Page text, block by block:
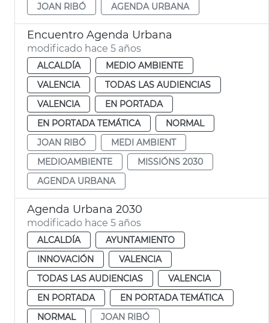
JOAN RIBÓ
AGENDA URBANA
Encuentro Agenda Urbana
modificado hace 5 años
ALCALDÍA
MEDIO AMBIENTE
VALENCIA
TODAS LAS AUDIENCIAS
VALENCIA
EN PORTADA
EN PORTADA TEMÁTICA
NORMAL
JOAN RIBÓ
MEDI AMBIENT
MEDIOAMBIENTE
MISSIÓNS 2030
AGENDA URBANA
Agenda Urbana 2030
modificado hace 5 años
ALCALDÍA
AYUNTAMIENTO
INNOVACIÓN
VALENCIA
TODAS LAS AUDIENCIAS
VALENCIA
EN PORTADA
EN PORTADA TEMÁTICA
NORMAL
JOAN RIBÓ